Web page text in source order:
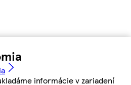
informácie v zariadení